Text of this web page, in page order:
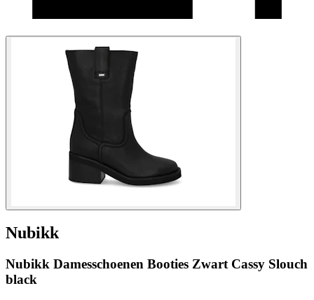
Nubikk
Nubikk Damesschoenen Booties Zwart Cassy Slouch
black